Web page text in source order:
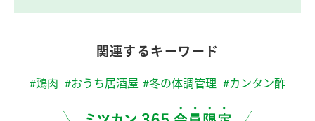
関連するキーワード
#鶏肉 #おうち居酒屋 #冬の体調管理 #カンタン酢